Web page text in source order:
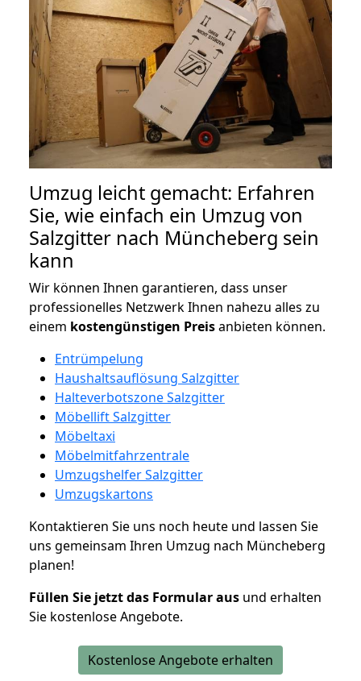
Umzug leicht gemacht: Erfahren
Sie, wie einfach ein Umzug von
Salzgitter nach Müncheberg sein
kann
Wir können Ihnen garantieren, dass unser
professionelles Netzwerk Ihnen nahezu alles zu
einem kostengünstigen Preisanbieten können.
Entrümpelung
Haushaltsauflösung Salzgitter
Halteverbotszone Salzgitter
Möbellift Salzgitter
Möbeltaxi
Möbelmitfahrzentrale
Umzugshelfer Salzgitter
Umzugskartons
Kontaktieren Sie uns noch heute und lassen Sie
uns gemeinsam Ihren Umzug nach Müncheberg
planen!
Füllen Sie jetzt das Formular aus und erhalten
Sie kostenlose Angebote.
Kostenlose Angebote erhalten